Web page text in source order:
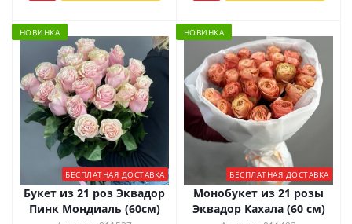
НОВИНКА
БЕСПЛАТНАЯ ДОСТАВКА
Букет из 21 роз Эквадор
Пинк Мондиаль (60см)
НОВИНКА
БЕСПЛАТНАЯ ДОСТАВКА
Монобукет из 21 розы
Эквадор Кахала (60 см)